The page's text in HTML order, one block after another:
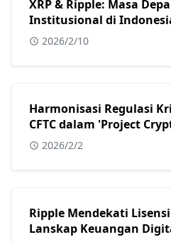
XRP & Ripple: Masa
Institusional di
2026/2/10
Harmonisasi Regulasi
CFTC dalam 'Project
2026/2/2
Ripple Mendekati
Lanskap Keuangan